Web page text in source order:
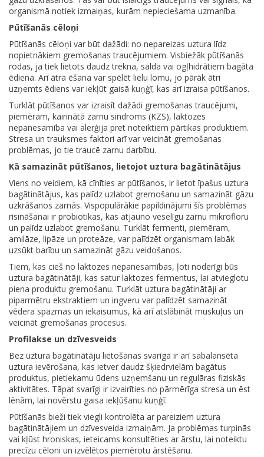
organismā notiek izmaiņas, kurām nepieciešama uzmanība.
Pūtīšanās cēloņi
Pūtīšanās cēloņi var būt dažādi: no nepareizas uztura līdz
nopietnākiem gremošanas traucējumiem. Visbiežāk pūtīšanās
rodas, ja tiek lietots daudz trekna, salda vai ogļhidrātiem bagāta
ēdiena. Arī ātra ēšana var spēlēt lielu lomu, jo pārāk ātri
uzņemts ēdiens var iekļūt gaisā kuņģī, kas arī izraisa pūtīšanos.
Turklāt pūtīšanos var izraisīt dažādi gremošanas traucējumi,
piemēram, kairinātā zarnu sindroms (KZS), laktozes
nepanesamība vai alerģija pret noteiktiem pārtikas produktiem.
Stresa un trauksmes faktori arī var veicināt gremošanas
problēmas, jo tie traucē zarnu darbību.
Kā samazināt pūtīšanos, lietojot uztura bagātinātājus
Viens no veidiem, kā cīnīties ar pūtīšanos, ir lietot īpašus uztura
bagātinātājus, kas palīdz uzlabot gremošanu un samazināt gāzu
uzkrāšanos zarnās. Vispopulārākie papildinājumi šīs problēmas
risināšanai ir probiotikas, kas atjauno veselīgu zarnu mikrofloru
un palīdz uzlabot gremošanu. Turklāt fermenti, piemēram,
amilāze, lipāze un proteāze, var palīdzēt organismam labāk
uzsūkt barību un samazināt gāzu veidošanos.
Tiem, kas cieš no laktozes nepanesamības, ļoti noderīgi būs
uztura bagātinātāji, kas satur laktozes fermentus, lai atvieglotu
piena produktu gremošanu. Turklāt uztura bagātinātāji ar
piparmētru ekstraktiem un ingveru var palīdzēt samazināt
vēdera spazmas un iekaisumus, kā arī atslābināt muskuļus un
veicināt gremošanas procesus.
Profilakse un dzīvesveids
Bez uztura bagātinātāju lietošanas svarīga ir arī sabalansēta
uztura ievērošana, kas ietver daudz šķiedrvielām bagātus
produktus, pietiekamu ūdens uzņemšanu un regulāras fiziskās
aktivitātes. Tāpat svarīgi ir izvairīties no pārmērīga stresa un ēst
lēnām, lai novērstu gaisa iekļūšanu kuņģī.
Pūtīšanās bieži tiek viegli kontrolēta ar pareiziem uztura
bagātinātājiem un dzīvesveida izmaiņām. Ja problēmas turpinās
vai kļūst hroniskas, ieteicams konsultēties ar ārstu, lai noteiktu
precīzu cēloni un izvēlētos piemērotu ārstēšanu.